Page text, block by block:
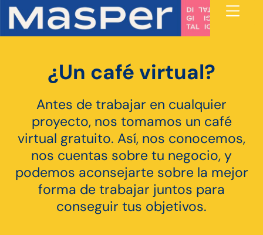
¿Un café virtual?
Antes de trabajar en cualquier
proyecto, nos tomamos un café
virtual gratuito. Así, nos conocemos,
nos cuentas sobre tu negocio, y
podemos aconsejarte sobre la mejor
forma de trabajar juntos para
conseguir tus objetivos.